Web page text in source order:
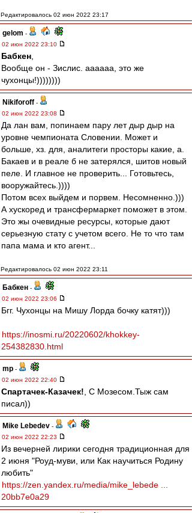
Редактировалось 02 июн 2022 23:17
gelom -
02 июн 2022 23:10
Бабкен
Вообще он - Зислис. аааааа, это же
чухонцы!))))))))
Nikiforoff -
02 июн 2022 23:08
Да лан вам, попинаем пару лет дыр дыр на
уровне чемпионата Словении. Может и
больше, хз. для, аналитеги просторы какие, а.
Бакаев и в реале б не затерялся, шитов новый
пеле. И главное не проверить... Готовьтесь,
вооружайтесь.))))
Потом всех выйдем и порвем. Несомненно.)))
А хускоред и трансфермаркет поможет в этом.
Это жы очевидные ресурсы, которые дают
серьезную стату с учетом всего. Не то что там
папа мама и кто агент...
Редактировалось 02 июн 2022 23:11
Бабкен -
02 июн 2022 23:06
Бгг. Чухонцы на Мишу Лорда бочку катят)))
https://inosmi.ru/20220602/khokkey-
254382830.html
mp -
02 июн 2022 22:40
Спартачек-Казачек! , С Мозесом.Тыж сам
писал))
Mike Lebedev -
02 июн 2022 22:23
Из вечерней лирики сегодня традиционная для
2 июня "Роуд-муви, или Как научиться Родину
любить"
https://zen.yandex.ru/media/mike_lebede ...
20bb7e0a29